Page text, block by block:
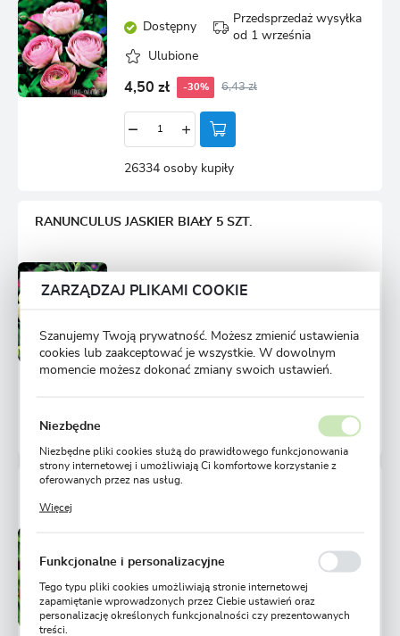
Dostępny
Przedsprzedaż wysyłka
od 1 września
Ulubione
4,50 zł -30% 6,43 zł
26334 osoby kupiły
RANUNCULUS JASKIER BIAŁY 5 SZT.
Dostępny
Przedsprzedaż wysyłka
4,50 zł -30% 6,43 zł
RANUNCULUS JASKIER CZERWONY 5 SZT.
Dostępny
Ulubione
4,50 zł -30% 6,43 zł
ZARZĄDZAJ PLIKAMI COOKIE
Szanujemy Twoją prywatność. Możesz zmienić ustawienia
cookies lub zaakceptować je wszystkie. W dowolnym
momencie możesz dokonać zmiany swoich ustawień.
Niezbędne
Niezbędne pliki cookies służą do prawidłowego funkcjonowania
strony internetowej i umożliwiają Ci komfortowe korzystanie z
oferowanych przez nas usług.
w celu m.in. dostosowania Twoich ustawień preferencji
Więcej
Funkcjonalne i personalizacyjne
Tego typu pliki cookies umożliwiają stronie internetowej
zapamiętanie wprowadzonych przez Ciebie ustawień oraz
personalizację określonych funkcjonalności czy prezentowanych
treści.